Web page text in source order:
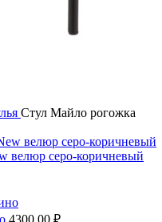
Стул Майло рогожка
велюр серо-коричневый
4300,00 ₽